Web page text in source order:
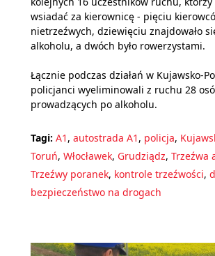
wsiadać za kierownicę - pięciu
nietrzeźwych, dziewięciu znajdowało
alkoholu, a dwóch było rowerzystami.
Łącznie podczas działań w Kujawsko-
policjanci wyeliminowali z ruchu 28
prowadzących po alkoholu.
Tagi: A1 , autostrada A1 , policja,
Toruń, Włocławek, Grudziądz, Trzeźwa
Trzeźwy poranek, kontrole trzeźwości,
bezpieczeństwo na drogach